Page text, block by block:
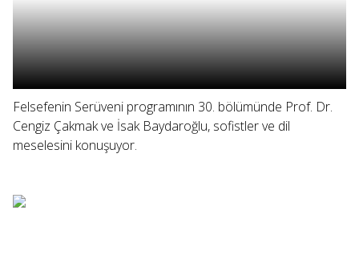
Felsefenin Serüveni programının 30. bölümünde Prof. Dr.
Cengiz Çakmak ve İsak Baydaroğlu, sofistler ve dil
meselesini konuşuyor.